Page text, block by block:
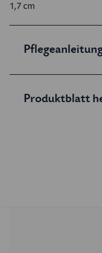
1,7 cm
Produktblatt